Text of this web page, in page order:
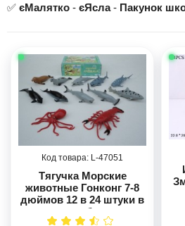
✅ єМалятко - єЯсла- Пакунок
47051
Тягучка Морские
животные Гонконг 7-8
дюймов 12 в 24 штуки в
коробке